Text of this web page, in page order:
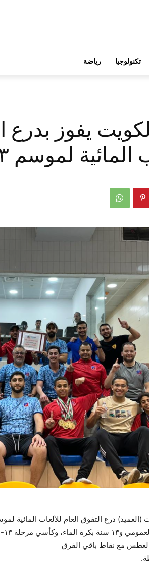
تكنولوجيا رياضة
يفوز بدرع
المائية لموسم ٢٠٢٣
درع التفوق العام للألعاب المائية لموسم ٢٠٢٣ بجدارة وذلك بعد